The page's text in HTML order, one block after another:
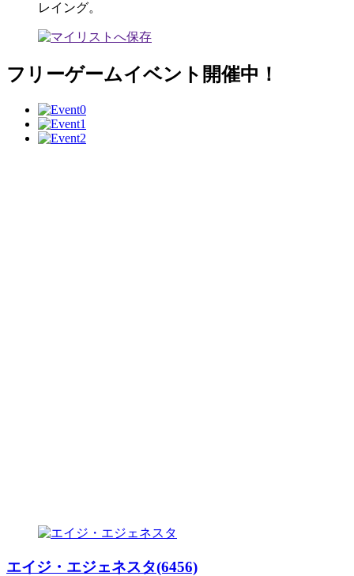
レイング。
フリーゲームイベント開催中！
エイジ・エジェネスタ(6456)